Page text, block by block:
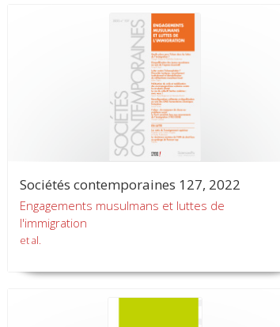
Sociétés contemporaines 127, 2022
Engagements musulmans et luttes de
l'immigration
et al.